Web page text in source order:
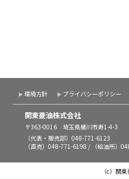
環境方針 プライバシーポリシー
関東菱油株式会社
〒363-0016 埼玉県桶川市寿1-4-3
（代表・販売部）048-771-6123
（直売）048-771-6198 / （給油所）
（c）関